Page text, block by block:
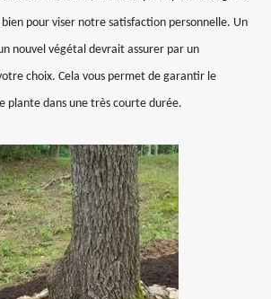
pour viser notre satisfaction personnelle. Un
nouvel végétal devrait assurer par un
choix. Cela vous permet de garantir le
plante dans une très courte durée.